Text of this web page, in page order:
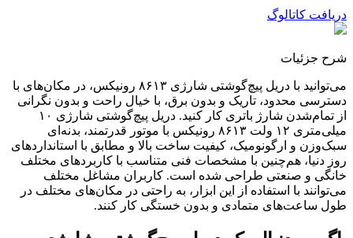
دریافت کاتالوگ
شرح جزئیات
می‌توانید با دریل پیچ‌گوشتی شارژی ۸۶۱۳ رونیکس، در مکان‌های با
دسترسی محدود، تاریک و بدون برق، با خیال راحت و بدون نگرانی
از تمام‌شدن شارژ باتری کار کنید. دریل پیچ‌گوشتی شارژی ۱۰
میلی‌متری ۱۲ ولت ۸۶۱۳ رونیکس با موتور قدرتمند، بدنه‌ای
سبک‌وزن و ارگونومیک، کیفیت ساخت بالا و مطابق با استانداردهای
روز دنیا، هم‌چنین با مشخصات فنی متناسب با کاربردهای مختلف
خانگی و صنعتی طراحی شده است. کاربران مشاغل مختلف
می‌توانند با استفاده از این ابزار، به راحتی در مکان‌های مختلف در
طول ساعت‌های متمادی و بدون خستگی کار کنند.